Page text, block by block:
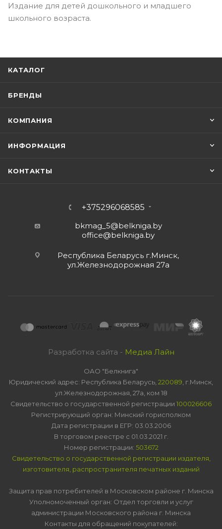
Издание для детей дошкольного и младшего
школьного возраста.
КАТАЛОГ
БРЕНДЫ
КОМПАНИЯ
ИНФОРМАЦИЯ
КОНТАКТЫ
+375296068585
bkmag_5@belkniga.by
office@belkniga.by
Республика Беларусь г.Минск,
ул.Железнодорожная 27а
Разработка сайта - Медиа Лайн
ОАО "Белкнига"
Юридический адрес: Республика Беларусь, 220089 , г.Минск,
ул.Железнодорожная, 27а, ком 18
Свидетельство о государственной регистрации 100026606
Регистрирующий орган: Минский горисполком
Дата регистрации в ЕГР: 03.03.2006
В торговом реестре с 01.03.2021 г.
Номер регистрации: 503672
Свидетельство о государственной регистрации издателя,
изготовителя, распространителя печатных изданий
Защита прав потребителей в Московском районе г. Минска
Уполномоченный орган: Отдел торговли и услуг
администрации Московского района г. Минска
Контакты для обращений покупателей: